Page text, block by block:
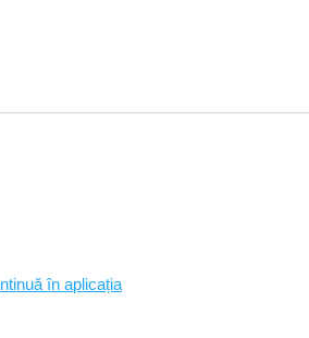
în aplicația